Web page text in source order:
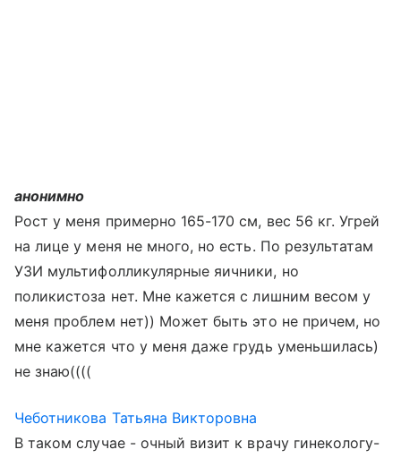
анонимно
Рост у меня примерно 165-170 см, вес 56 кг. Угрей
на лице у меня не много, но есть. По результатам
УЗИ мультифолликулярные яичники, но
поликистоза нет. Мне кажется с лишним весом у
меня проблем нет)) Может быть это не причем, но
мне кажется что у меня даже грудь уменьшилась)
не знаю((((
Чеботникова Татьяна Викторовна
В таком случае - очный визит к врачу гинекологу-